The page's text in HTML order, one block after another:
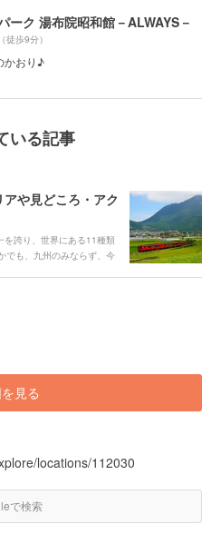
ーク 湯布院昭和館－ALWAYS－
（徒歩9分）
かおり♪
いる記事
や見どころ・アク
を誇り、世界にある11種類
でも、九州のみならず、今
。さほど広くはないので
見る
locations/112030
で検索